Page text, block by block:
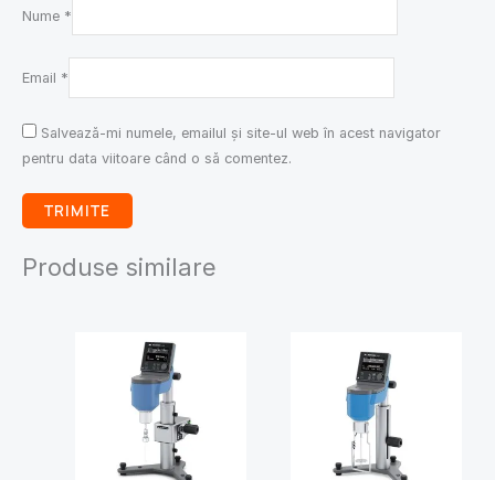
Nume *
Email *
Salvează-mi numele, emailul și site-ul web în acest navigator
pentru data viitoare când o să comentez.
Produse similare